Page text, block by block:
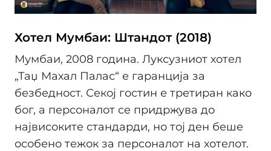
Хотел Мумбаи: Штандот (2018)
Мумбаи, 2008 година. Луксузниот хотел
„Таџ Махал Палас“ е гаранција за
безбедност. Секој гостин е третиран како
бог, а персоналот се придржува до
највисоките стандарди, но тој ден беше
особено тежок за персоналот на хотелот.